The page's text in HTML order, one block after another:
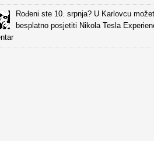
Rođeni ste 10. srpnja? U Karlovcu
besplatno posjetiti Nikola Tesla